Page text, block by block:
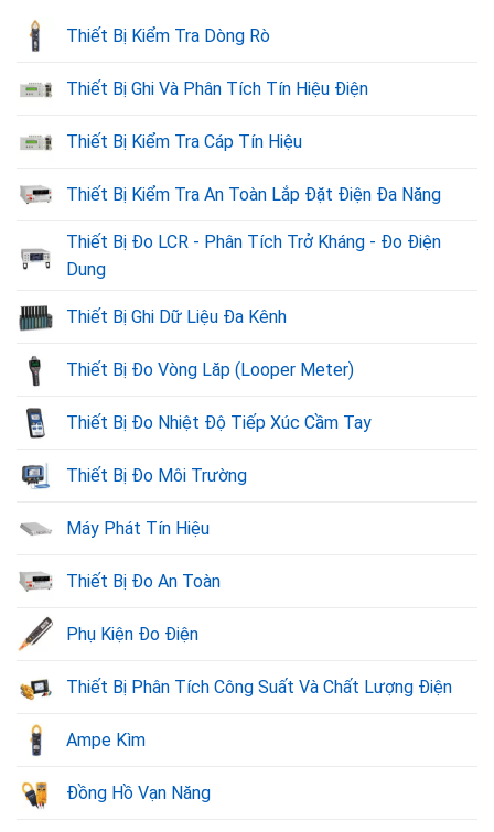
Thiết Bị Kiểm Tra Dòng Rò
Thiết Bị Ghi Và Phân Tích Tín Hiệu Điện
Thiết Bị Kiểm Tra Cáp Tín Hiệu
Thiết Bị Kiểm Tra An Toàn Lắp Đặt Điện Đa Năng
Thiết Bị Đo LCR - Phân Tích Trở Kháng - Đo Điện
Dung
Thiết Bị Ghi Dữ Liệu Đa Kênh
Thiết Bị Đo Vòng Lăp (Looper Meter)
Thiết Bị Đo Nhiệt Độ Tiếp Xúc Cầm Tay
Thiết Bị Đo Môi Trường
Máy Phát Tín Hiệu
Thiết Bị Đo An Toàn
Phụ Kiện Đo Điện
Thiết Bị Phân Tích Công Suất Và Chất Lượng Điện
Ampe Kìm
Đồng Hồ Vạn Năng